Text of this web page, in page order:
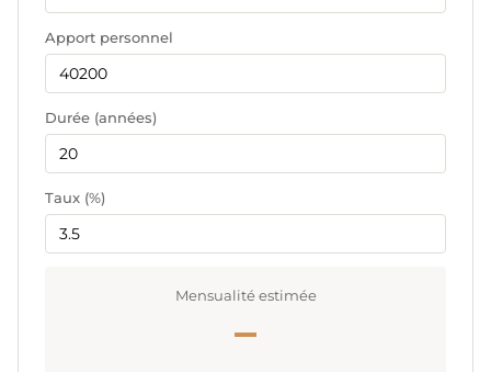
Apport personnel
Durée (années)
Taux (%)
Mensualité estimée
—